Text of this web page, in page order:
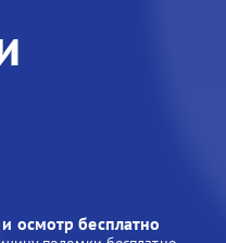
осмотр бесплатно